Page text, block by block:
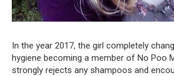
In the year 2017, the girl completely
hygiene becoming a member of No Poo
strongly rejects any shampoos and